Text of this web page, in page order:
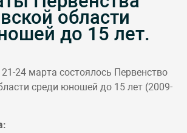
области
до 15 лет.
21-24 марта состоялось Первенство
среди юношей до 15 лет (2009-